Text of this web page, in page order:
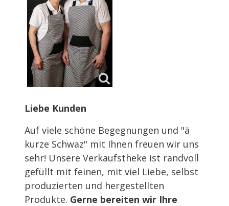
Liebe Kunden
Auf viele schöne Begegnungen und "ä
kurze Schwaz" mit Ihnen freuen wir uns
sehr! Unsere Verkaufstheke ist randvoll
gefüllt mit feinen, mit viel Liebe, selbst
produzierten und hergestellten
Produkte. Gerne bereiten wir Ihre